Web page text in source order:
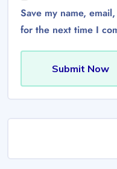
Save my name,
for the next time I
Submit Now